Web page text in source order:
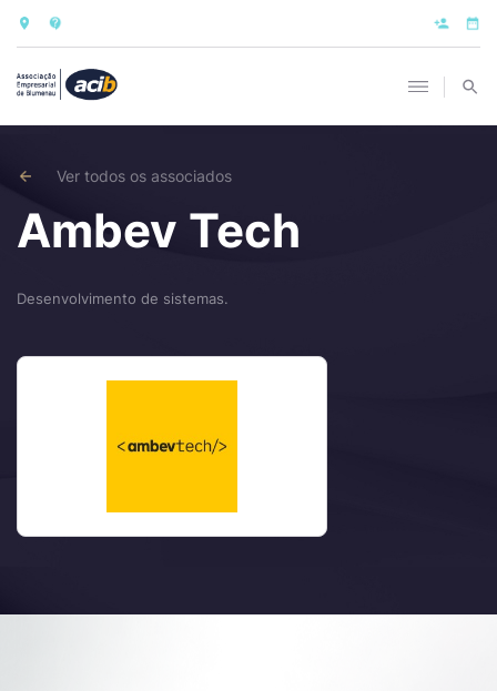
Ver todos os associados
Ambev Tech
Desenvolvimento de sistemas.